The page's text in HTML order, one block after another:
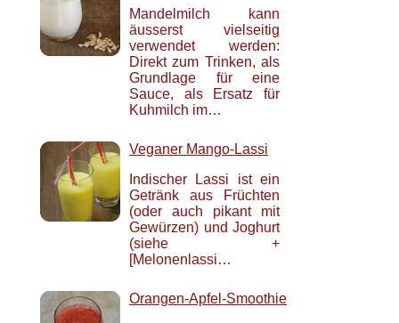
Mandelmilch kann
äusserst vielseitig
verwendet werden:
Direkt zum Trinken, als
Grundlage für eine
Sauce, als Ersatz für
Kuhmilch im…
Veganer Mango-Lassi
Indischer Lassi ist ein
Getränk aus Früchten
(oder auch pikant mit
Gewürzen) und Joghurt
(siehe +
[Melonenlassi…
Orangen-Apfel-Smoothie